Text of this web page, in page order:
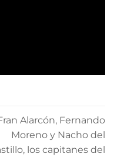
Alarcón, Fernando
Moreno y Nacho del
los capitanes del